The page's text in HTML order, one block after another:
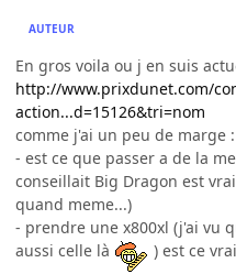
AUTEUR
En gros voila ou j en suis
http://www.prixdunet.com/
action...d=15126&tri=nom
comme j'ai un peu de marge :
- est ce que passer a de la
conseillait Big Dragon est
quand meme...)
- prendre une x800xl (j'ai vu
aussi celle là
) est ce